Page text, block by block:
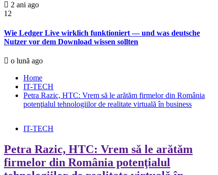
2 ani ago
12
Wie Ledger Live wirklich funktioniert — und was deutsche
Nutzer vor dem Download wissen sollten
o lună ago
Home
IT-TECH
Petra Razic, HTC: Vrem să le arătăm firmelor din România
potenţialul tehnologiilor de realitate virtuală în business
IT-TECH
Petra Razic, HTC: Vrem să le arătăm
firmelor din România potenţialul